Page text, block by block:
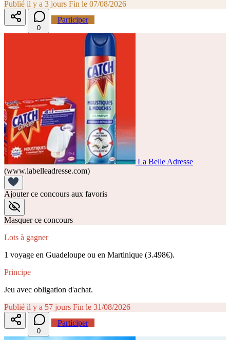
Publié il y a 3 jours Fin le 07/08/2026
0
Participer
La Belle Adresse
(www.labelleadresse.com)
Ajouter ce concours aux favoris
Masquer ce concours
Lots à gagner
1 voyage en Guadeloupe ou en Martinique (3.498€).
Principe
Jeu avec obligation d'achat.
Publié il y a 57 jours Fin le 31/08/2026
0
Participer